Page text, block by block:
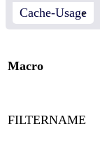
Cache-Usage
Macro
FILTERNAME